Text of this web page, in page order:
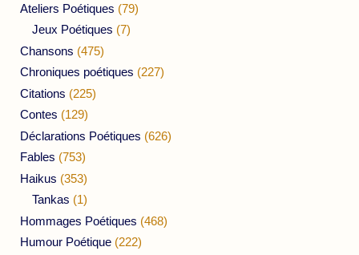
Ateliers Poétiques (79)
Jeux Poétiques (7)
Chansons (475)
Chroniques poétiques (227)
Citations (225)
Contes (129)
Déclarations Poétiques (626)
Fables (753)
Haikus (353)
Tankas (1)
Hommages Poétiques (468)
Humour Poétique (222)